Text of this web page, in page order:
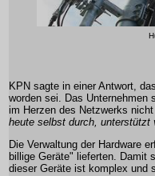
KPN sagte in einer Antwort,
worden sei. Das Unternehmen
im Herzen des Netzwerks
heute selbst durch, unterstützt
Die Verwaltung der Hardware
billige Geräte" lieferten. Damit
dieser Geräte ist komplex und